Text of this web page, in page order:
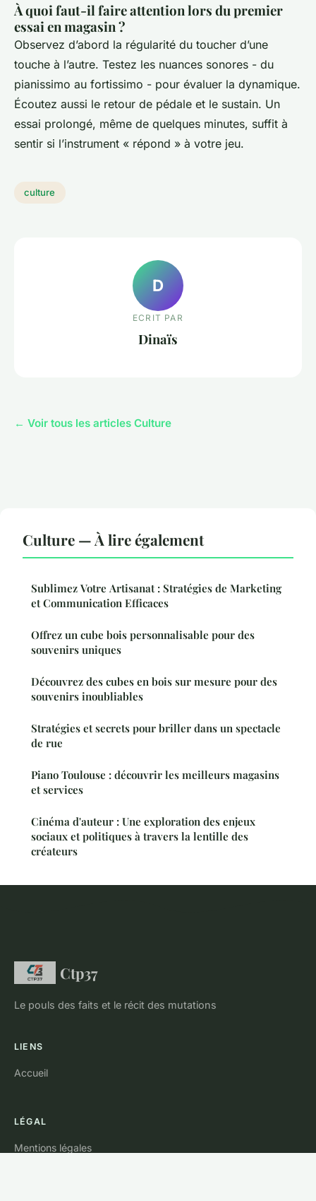
À quoi faut-il faire attention lors du premier
essai en magasin ?
Observez d’abord la régularité du toucher d’une
touche à l’autre. Testez les nuances sonores - du
pianissimo au fortissimo - pour évaluer la dynamique.
Écoutez aussi le retour de pédale et le sustain. Un
essai prolongé, même de quelques minutes, suffit à
sentir si l’instrument « répond » à votre jeu.
culture
D
ECRIT PAR
Dinaïs
← Voir tous les articles Culture
Culture — À lire également
Sublimez Votre Artisanat : Stratégies de Marketing
et Communication Efficaces
Offrez un cube bois personnalisable pour des
souvenirs uniques
Découvrez des cubes en bois sur mesure pour des
souvenirs inoubliables
Stratégies et secrets pour briller dans un spectacle
de rue
Piano Toulouse : découvrir les meilleurs magasins
et services
Cinéma d'auteur : Une exploration des enjeux
sociaux et politiques à travers la lentille des
créateurs
Ctp37
Le pouls des faits et le récit des mutations
LIENS
Accueil
LÉGAL
Mentions légales